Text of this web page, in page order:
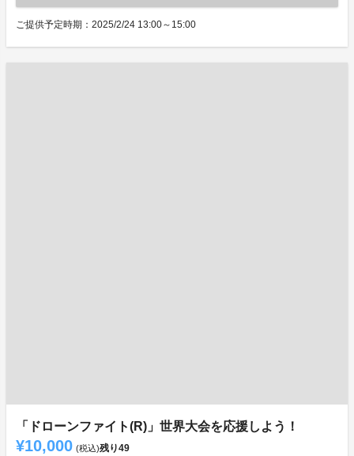
ご提供予定時期：2025/2/24 13:00～15:00
「ドローンファイト(R)」世界大会を応援しよう！
¥10,000 (税込)残り49